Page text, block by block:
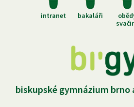
intranet bakaláři
biskupské gymnázium brno